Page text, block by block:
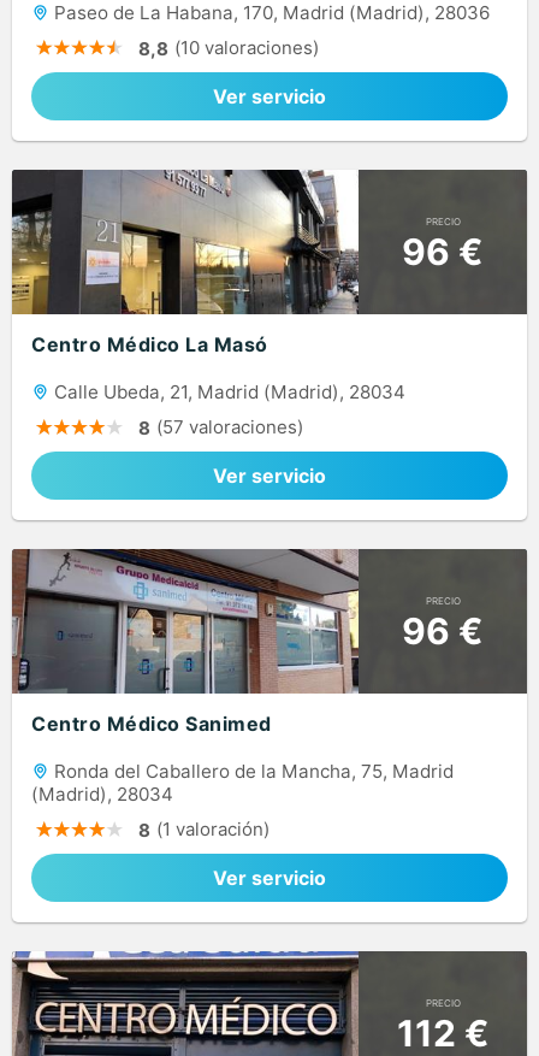
Paseo de La Habana, 170, Madrid (Madrid), 28036
8,8 (10 valoraciones)
Ver servicio
PRECIO
96 €
Centro Médico La Masó
Calle Ubeda, 21, Madrid (Madrid), 28034
8 (57 valoraciones)
Ver servicio
PRECIO
96 €
Centro Médico Sanimed
Ronda del Caballero de la Mancha, 75, Madrid
(Madrid), 28034
8 (1 valoración)
Ver servicio
PRECIO
112 €